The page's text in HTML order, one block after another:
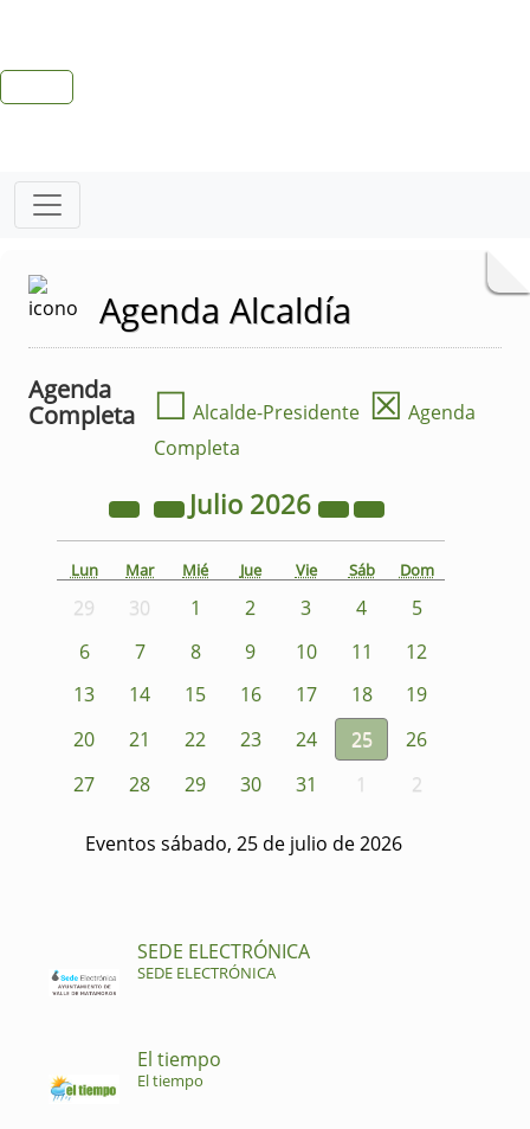
Agenda Alcaldía
Agenda
Completa
☐ Alcalde-Presidente ☒ Agenda
Completa
Julio 2026
Lun Mar Mié Jue Vie Sáb Dom
29 30 1 2 3 4
5
6
7 8 9 10 11
12
13
14 15 16 17 18
19
20
21 22 23 24 25
26
27
28 29 30 31 1 2
Eventos sábado, 25 de julio de 2026
SEDE ELECTRÓNICA
SEDE ELECTRÓNICA
El tiempo
El tiempo